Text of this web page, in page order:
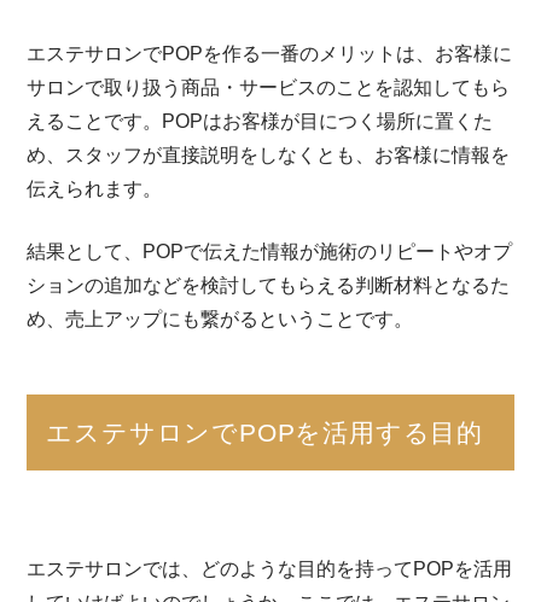
エステサロンでPOPを作る一番のメリットは、お客様に
サロンで取り扱う商品・サービスのことを認知してもら
えることです。POPはお客様が目につく場所に置くた
め、スタッフが直接説明をしなくとも、お客様に情報を
伝えられます。
結果として、POPで伝えた情報が施術のリピートやオプ
ションの追加などを検討してもらえる判断材料となるた
め、売上アップにも繋がるということです。
エステサロンでPOPを活用する目的
エステサロンでは、どのような目的を持ってPOPを活用